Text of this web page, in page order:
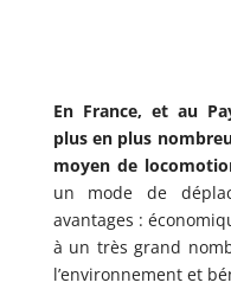
En France, et au
plus en plus
moyen de
un mode de
avantages :
à un très grand
l’environnement et